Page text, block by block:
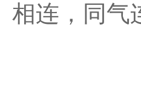
相连，同气